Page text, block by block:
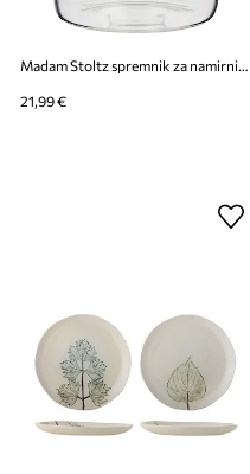
Madam Stoltz spremnik za namirnice od stakla 2 l
21,99 €